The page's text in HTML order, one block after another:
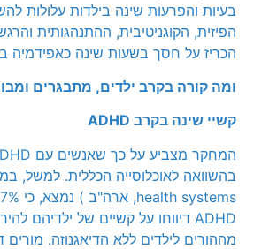
בעיות והפרעות שינה בילדות עלולות
הפיזית, הקוגניטיבית, ההתנהגותית
הכריז על חסך בשעות שינה כאפידמיה
ומה קורה בקרב ילדים, מתבגרים
קשיי שינה בקרב ADHD
מההורים לילדים ללא הדיאגנוזה.